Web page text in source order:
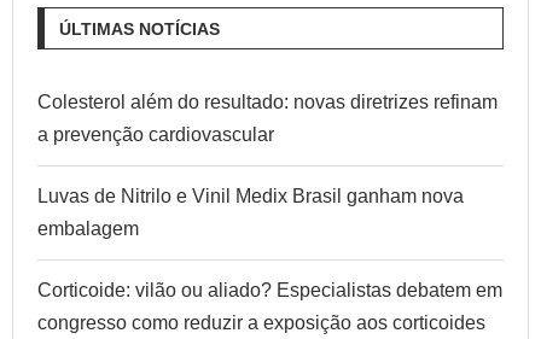
ÚLTIMAS NOTÍCIAS
Colesterol além do resultado: novas diretrizes refinam
a prevenção cardiovascular
Luvas de Nitrilo e Vinil Medix Brasil ganham nova
embalagem
Corticoide: vilão ou aliado? Especialistas debatem em
congresso como reduzir a exposição aos corticoides